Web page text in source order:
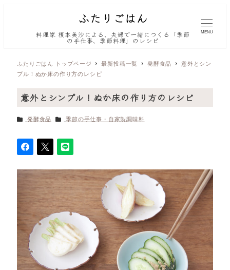
料理家 榎本美沙による、夫婦で一緒につくる「季節
の手仕事、季節料理」のレシピ
MENU
ふたりごはん トップページ 最新投稿一覧 発酵食品
意外とシン
プル！ぬか床の作り方のレシピ
意外とシンプル！ぬか床の作り方のレシピ
カテゴリー
発酵食品 カテゴリー
季節の手仕事・自家製調味料